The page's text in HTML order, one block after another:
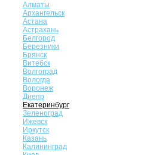
Алматы
Архангельск
Астана
Астрахань
Белгород
Березники
Брянск
Витебск
Волгоград
Вологда
Воронеж
Днепр
Екатеринбург
Зеленоград
Ижевск
Иркутск
Казань
Калининград